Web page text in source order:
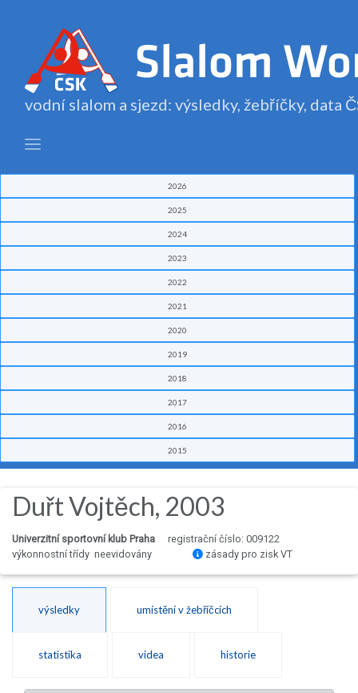
vodní slalom a sjezd: výsledky, žebříčky, data
2026
2025
2024
2023
2022
2021
2020
2019
2018
2017
2016
2015
Duřt Vojtěch, 2003
Univerzitní sportovní klub Praha
registrační číslo: 009122
výkonnostní třídy neevidovány
zásady pro zisk VT
výsledky umístění v žebříčcích
statistika videa historie